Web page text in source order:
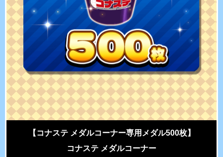
【コナステ メダルコーナー専用メダル500枚】
コナステ メダルコーナー